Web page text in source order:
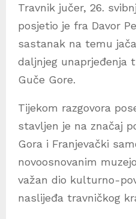
Travnik jučer, 26.
posjetio je fra Davor
sastanak na temu
daljnjeg unaprjeđenja
Guče Gore.
Tijekom razgovora
stavljen je na značaj
Gora i Franjevački
novoosnovanim
važan dio kulturno-
naslijeđa travničkog